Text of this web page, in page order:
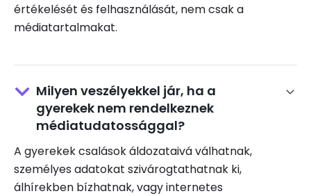
értékelését és felhasználását, nem csak a
médiatartalmakat.
Milyen veszélyekkel jár, ha a
gyerekek nem rendelkeznek
médiatudatossággal?
A gyerekek csalások áldozataivá válhatnak,
személyes adatokat szivárogtathatnak ki,
álhírekben bízhatnak, vagy internetes